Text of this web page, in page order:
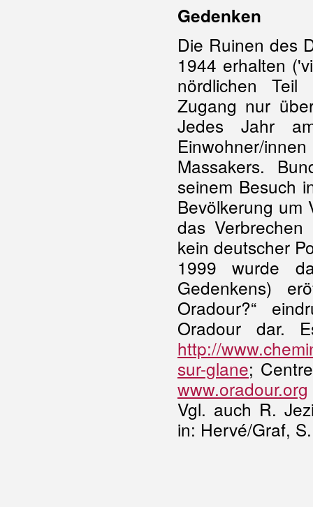
Gedenken
Die Ruinen des
1944 erhalten
nördlichen
Zugang nur
Jedes Jahr
Einwohner/
Massakers.
seinem Besuch
Bevölkerung um
das
kein deutscher
1999 wurde
Gedenkens)
Oradour?“
Oradour dar.
http://
sur-glane;
www.oradour.org
Vgl. auch R.
in: Hervé/Graf,